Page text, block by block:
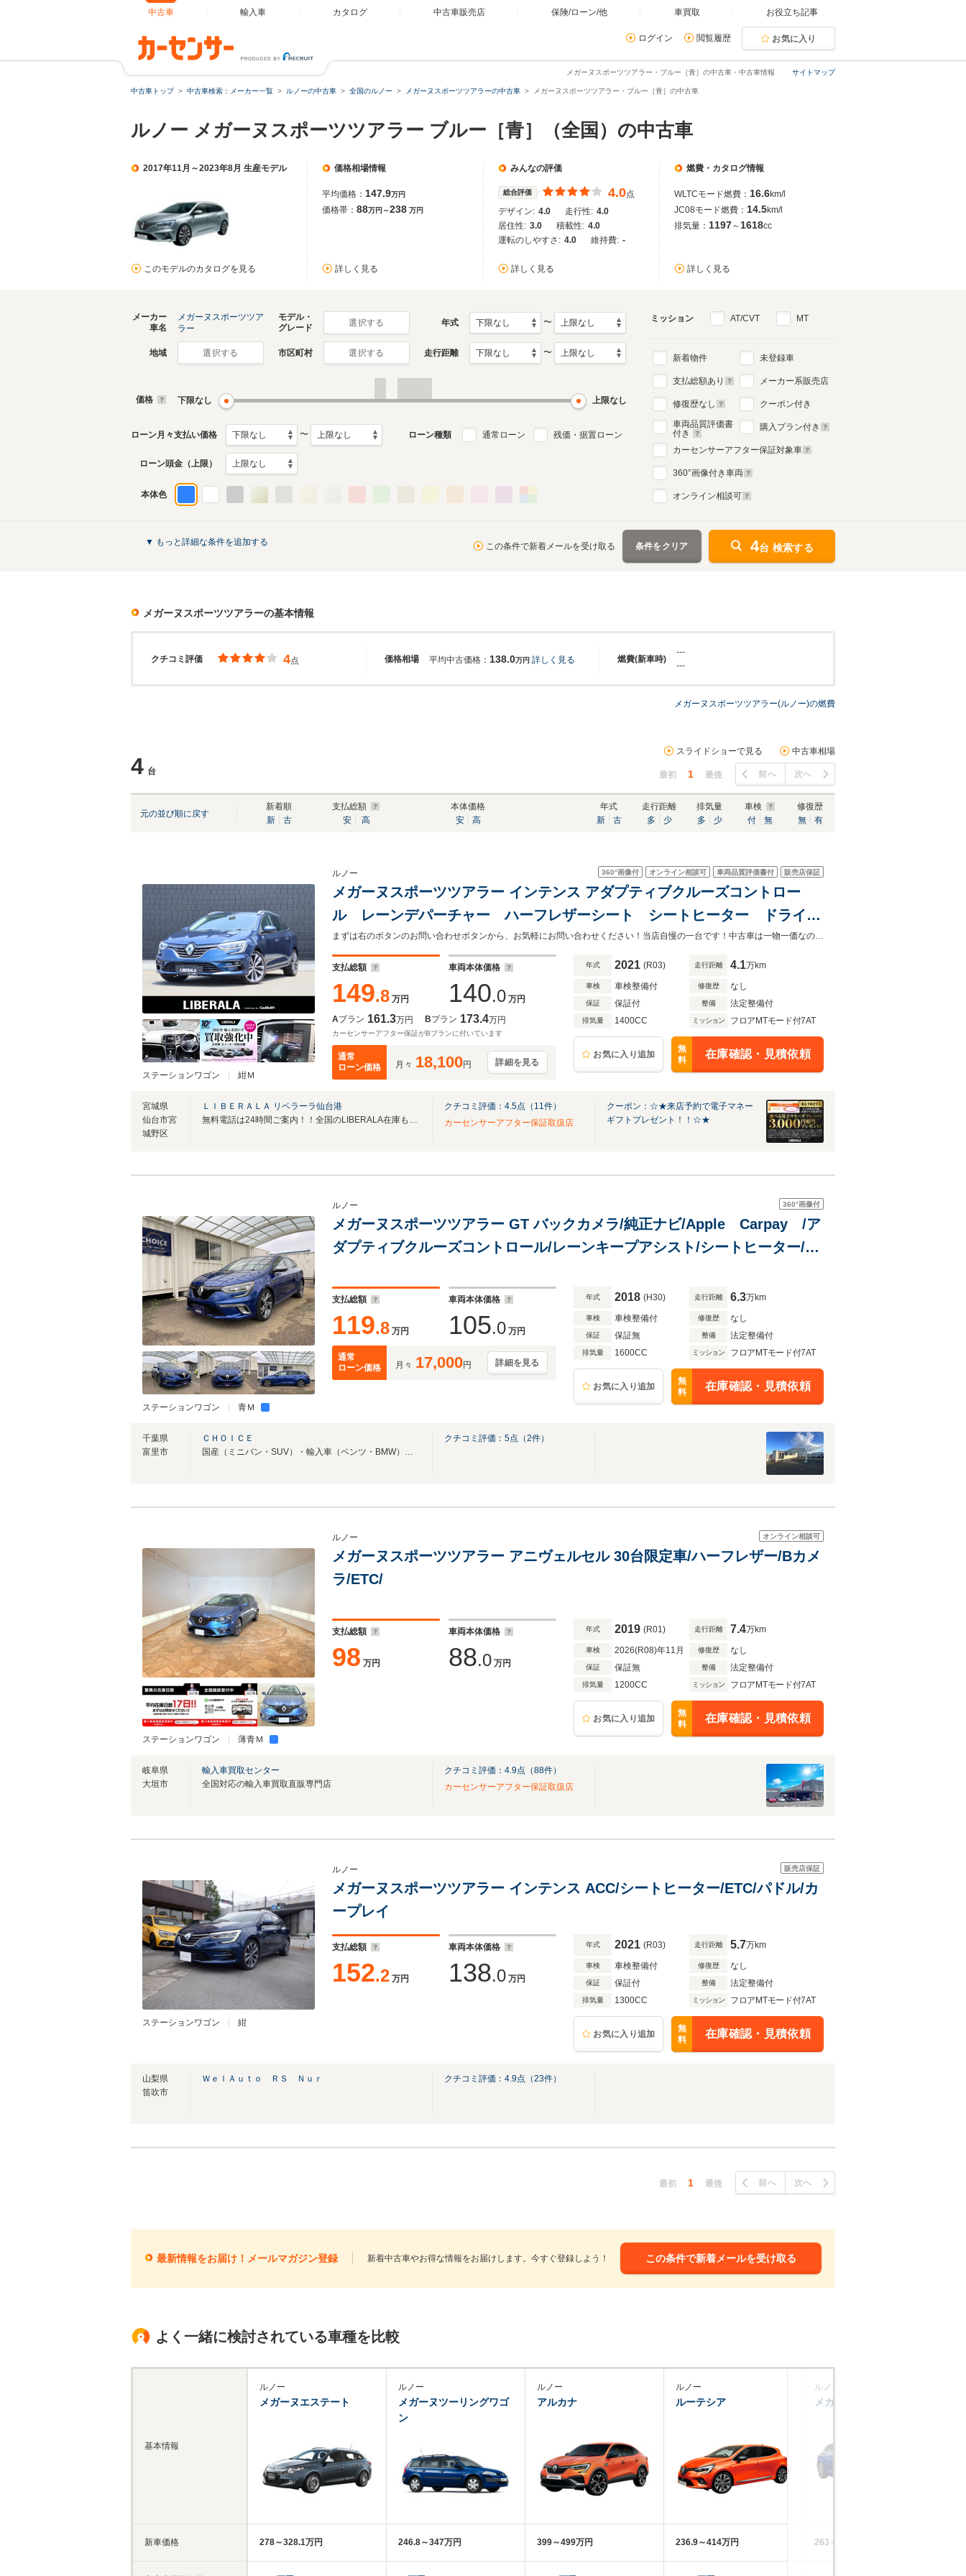
中古車 輸入車 カタログ 中古車販売店 保険/ローン/他 車買取 お役立ち記事
ログイン 閲覧履歴 お気に入り
サイトマップ
メガーヌスポーツツアラー・ブルー［青］の中古車・中古車情報
中古車トップ 中古車検索：メーカー一覧 ルノーの中古車 全国のルノー メガーヌスポーツツアラーの中古車 メガーヌスポーツツアラー・ブルー［青］の中古車
ルノー メガーヌスポーツツアラー ブルー［青］（全国）の中古車
2017年11月～2023年8月 生産モデル
このモデルのカタログを見る
価格相場情報
平均価格： 147.9万円
価格帯： 88万円～238 万円
詳しく見る
みんなの評価
総合評価 4.0点
デザイン: 4.0 走行性: 4.0
居住性: 3.0 積載性: 4.0
運転のしやすさ: 4.0 維持費: -
詳しく見る
燃費・カタログ情報
WLTCモード燃費： 16.6km/l
JC08モード燃費： 14.5km/l
排気量： 1197～ 1618cc
詳しく見る
メーカー
車名
メガーヌスポーツツア
ラー
モデル・
グレード
選択する 年式 〜
地域 選択する 市区町村 選択する 走行距離 〜
価格 下限なし 上限なし
ローン月々支払い価格 〜 ローン種類 通常ローン 残価・据置ローン
ローン頭金（上限）
本体色
ミッション AT/CVT MT
新着物件
支払総額あり
修復歴なし
車両品質評価書
付き
未登録車
メーカー系販売店
クーポン付き
購入プラン付き
カーセンサーアフター保証対象車
360°画像付き車両
オンライン相談可
▼ もっと詳細な条件を追加する この条件で新着メールを受け取る 条件をクリア 4台 検索する
メガーヌスポーツツアラーの基本情報
クチコミ評価 価格相場 燃費(新車時)
4点 平均中古価格： 138.0万円 詳しく見る
---
---
メガーヌスポーツツアラー(ルノー)の燃費
4 台
スライドショーで見る 中古車相場
最初 1 最後 前へ 次へ
元の並び順に戻す
新着順
新
古
支払総額
安
高
本体価格
安
高
年式
新
古
走行距離
多
少
排気量
多
少
車検
付
無
修復歴
無
有
ステーションワゴン 紺Ｍ
360°画像付 オンライン相談可 車両品質評価書付 販売店保証
ルノー
メガーヌスポーツツアラー インテンス アダプティブクルーズコントロー
ル レーンデパーチャー ハーフレザーシート シートヒーター ドライブ
レコーダー前後 ETC バックカメラ コーナーセンサー 純正18インチ
AW LEDヘッドライト
まずは右のボタンのお問い合わせボタンから、お気軽にお問い合わせください！当店自慢の一台です！中古車は一物一価なので、早い者勝ちです。お早目のご検討をおすすめいたします！
支払総額
149.8 万円
車両本体価格
140.0 万円
Aプラン 161.3万円 Bプラン 173.4万円
カーセンサーアフター保証がBプランに付いています
通常
ローン価格
月々 18,100円 詳細を見る
年式 2021 (R03) 走行距離 4.1万km
車検 車検整備付 修復歴 なし
保証 保証付 整備 法定整備付
排気量 1400CC ミッション フロアMTモード付7AT
お気に入り追加
無
料
在庫確認・見積依頼
宮城県
仙台市宮
城野区
ＬＩＢＥＲＡＬＡ リベラーラ仙台港
無料電話は24時間ご案内！！全国のLIBERALA在庫も見たい方は一括照会が可能です！
クチコミ評価： 4.5点（ 11件）
カーセンサーアフター保証取扱店
クーポン：☆★来店予約で電子マネー
ギフトプレゼント！！☆★
ステーションワゴン 青Ｍ
360°画像付
ルノー
メガーヌスポーツツアラー GT バックカメラ/純正ナビ/Apple Carpay /ア
ダプティブクルーズコントロール/レーンキープアシスト/シートヒーター/前
支払総額
119.8 万円
車両本体価格
105.0 万円
通常
ローン価格
月々 17,000円 詳細を見る
年式 2018 (H30) 走行距離 6.3万km
車検 車検整備付 修復歴 なし
保証 保証無 整備 法定整備付
排気量 1600CC ミッション フロアMTモード付7AT
お気に入り追加
無
料
在庫確認・見積依頼
千葉県
富里市
ＣＨＯＩＣＥ
国産（ミニバン・SUV）・輸入車（ベンツ・BMW）人気車種を取り揃えております。
クチコミ評価： 5点（2件）
ステーションワゴン 薄青Ｍ
オンライン相談可
ルノー
メガーヌスポーツツアラー アニヴェルセル 30台限定車/ハーフレザー/Bカメ
ラ/ETC/
支払総額
98 万円
車両本体価格
88.0 万円
年式 2019 (R01) 走行距離 7.4万km
車検 2026(R08)年11月 修復歴 なし
保証 保証無 整備 法定整備付
排気量 1200CC ミッション フロアMTモード付7AT
お気に入り追加
無
料
在庫確認・見積依頼
岐阜県
大垣市
輸入車買取センター
全国対応の輸入車買取直販専門店
クチコミ評価： 4.9点（88件）
カーセンサーアフター保証取扱店
ステーションワゴン 紺
販売店保証
ルノー
メガーヌスポーツツアラー インテンス ACC/シートヒーター/ETC/パドル/カ
ープレイ
支払総額
152.2 万円
車両本体価格
138.0 万円
年式 2021 (R03) 走行距離 5.7万km
車検 車検整備付 修復歴 なし
保証 保証付 整備 法定整備付
排気量 1300CC ミッション フロアMTモード付7AT
お気に入り追加
無
料
在庫確認・見積依頼
山梨県
笛吹市
ＷｅｌＡｕｔｏ ＲＳ Ｎｕｒ クチコミ評価： 4.9点（23件）
最初 1 最後 前へ 次へ
最新情報をお届け！メールマガジン登録 新着中古車やお得な情報をお届けします。今すぐ登録しよう！ この条件で新着メールを受け取る
よく一緒に検討されている車種を比較
基本情報
新車価格
ルノー
メガーヌエステート
278～328.1万円
ルノー
メガーヌツーリングワゴ
ン
246.8～347万円
ルノー
アルカナ
399～499万円
ルノー
ルーテシア
236.9～414万円
ルノー
メガーヌ
263～949万円